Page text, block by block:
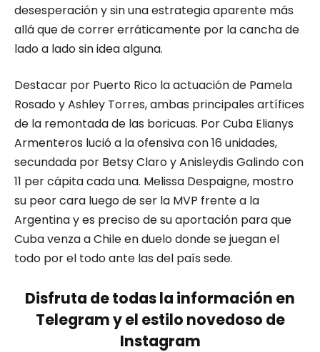
desesperación y sin una estrategia aparente más
allá que de correr erráticamente por la cancha de
lado a lado sin idea alguna.
Destacar por Puerto Rico la actuación de Pamela
Rosado y Ashley Torres, ambas principales artífices
de la remontada de las boricuas. Por Cuba Elianys
Armenteros lució a la ofensiva con 16 unidades,
secundada por Betsy Claro y Anisleydis Galindo con
11 per cápita cada una. Melissa Despaigne, mostro
su peor cara luego de ser la MVP frente a la
Argentina y es preciso de su aportación para que
Cuba venza a Chile en duelo donde se juegan el
todo por el todo ante las del país sede.
Disfruta de todas la información en
Telegram y el estilo novedoso de
Instagram